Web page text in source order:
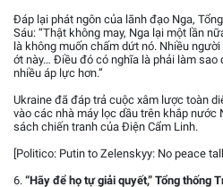
Đáp lại phát ngôn của lãnh đạo Nga,
Sáu: “Thật không may, Nga lại một lần
là không muốn chấm dứt nó. Nhiều
ớt này… Điều đó có nghĩa là phải làm sao
nhiều áp lực hơn.”
Ukraine đã đáp trả cuộc xâm lược toàn
vào các nhà máy lọc dầu trên khắp nước
sách chiến tranh của Điện Cẩm Linh.
[Politico: Putin to Zelenskyy: No peace
6. “Hãy để họ tự giải quyết,” Tổng thống